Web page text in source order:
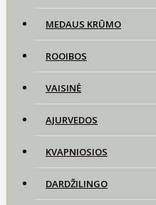
MEDAUS KRŪMO
ROOIBOS
VAISINĖ
AJURVEDOS
KVAPNIOSIOS
DARDŽILINGO